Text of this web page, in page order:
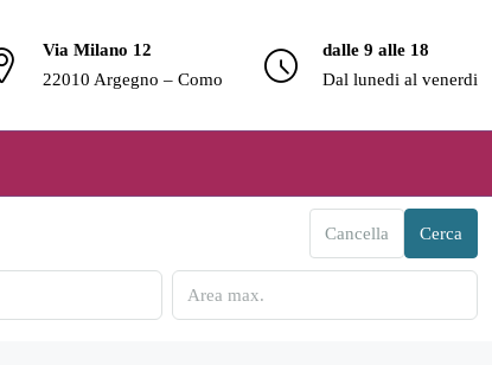
Via Milano 12
22010 Argegno – Como
dalle 9 alle 18
Dal lunedi al venerdi
Cancella Cerca